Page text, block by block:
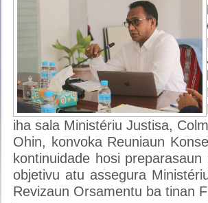
iha sala Ministériu Justisa,
Ohin, konvoka Reuniaun
kontinuidade hosi
objetivu atu assegura
Revizaun Orsamentu ba tinan